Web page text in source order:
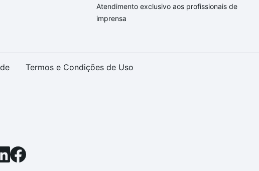
Atendimento exclusivo aos profissionais de
imprensa
Termos e Condições de Uso